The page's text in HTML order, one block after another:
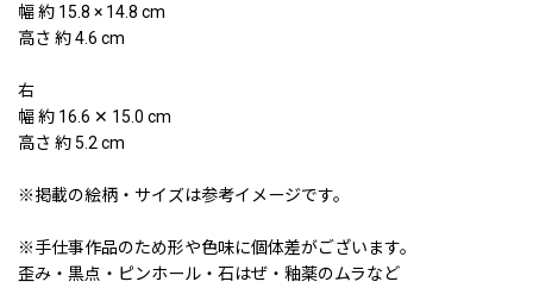
幅 約 15.8 × 14.8 cm
高さ 約 4.6 cm
右
幅 約 16.6 ✕ 15.0 cm
高さ 約 5.2 cm
※掲載の絵柄・サイズは参考イメージです。
※手仕事作品のため形や色味に個体差がございます。
歪み・黒点・ピンホール・石はぜ・釉薬のムラなど